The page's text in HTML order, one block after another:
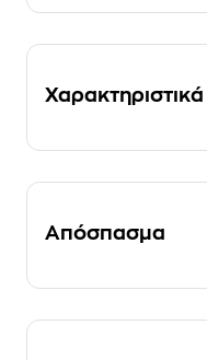
Χαρακτηριστικά
Απόσπασμα